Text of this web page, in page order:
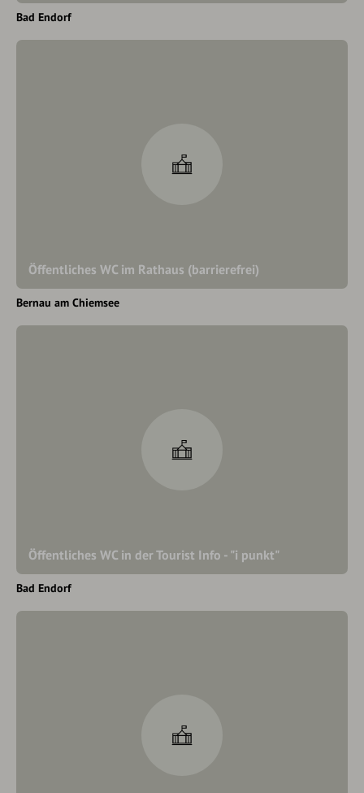
Bad Endorf
Öffentliches WC im Rathaus (barrierefrei)
Bernau am Chiemsee
Öffentliches WC in der Tourist Info - "i punkt"
Bad Endorf